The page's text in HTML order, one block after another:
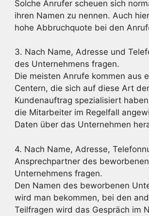
Solche Anrufer scheuen sich
ihren Namen zu nennen. Auch
hohe Abbruchquote bei den
3. Nach Name, Adresse und
des Unternehmens fragen.
Die meisten Anrufe kommen aus
Centern, die sich auf diese Art
Kundenauftrag spezialisiert
die Mitarbeiter im Regelfall
Daten über das Unternehmen
4. Nach Name, Adresse,
Ansprechpartner des beworbenen
Unternehmens fragen.
Den Namen des beworbenen
wird man bekommen, bei den
Teilfragen wird das Gespräch im